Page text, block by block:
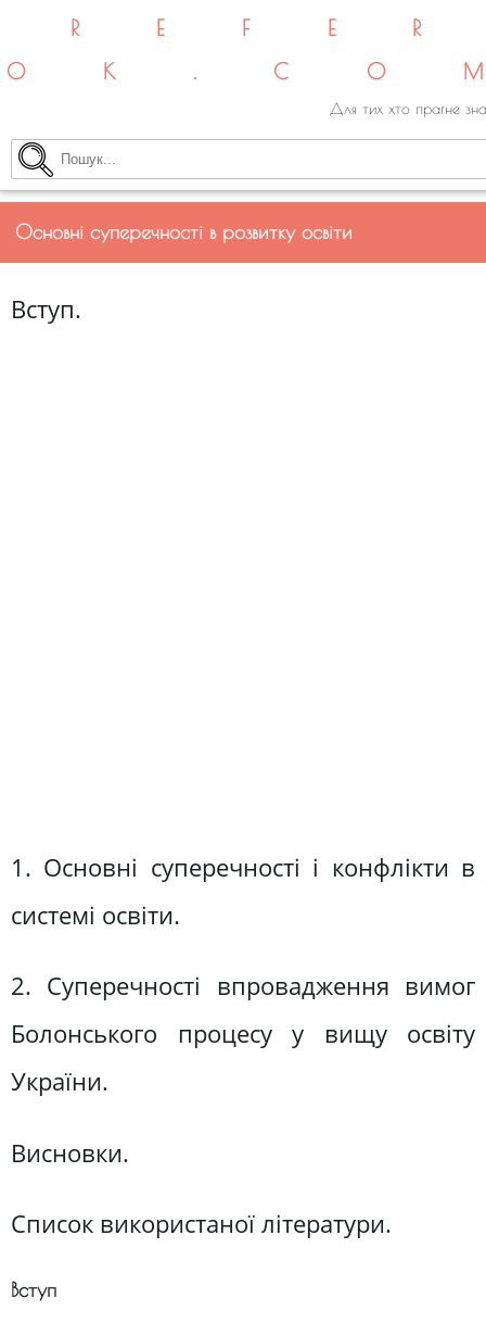
Для тих хто прагне
Основні суперечності в розвитку освіти
Вступ.
1. Основні суперечності і конфлікти в
системі освіти.
2. Суперечності впровадження вимог
Болонського процесу у вищу освіту
України.
Висновки.
Список використаної літератури.
Вступ